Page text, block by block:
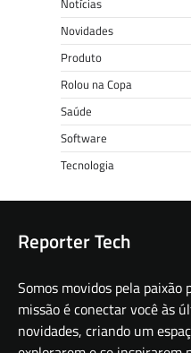
Novidades
Produto
Rolou na Copa
Saúde
Software
Tecnologia
Reporter Tech
Somos movidos pela paixão
missão é conectar você às
novidades, criando um